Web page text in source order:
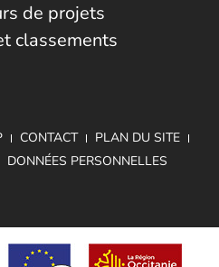
de projets
classements
CONTACT
PLAN DU SITE
DONNÉES PERSONNELLES